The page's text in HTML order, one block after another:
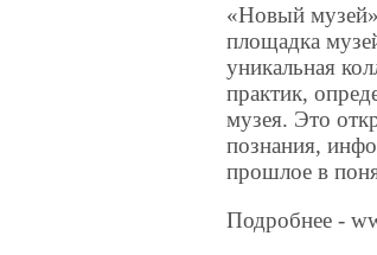
«Новый музей»
площадка
уникальная
практик,
музея. Это
познания,
прошлое в
Подробнее -